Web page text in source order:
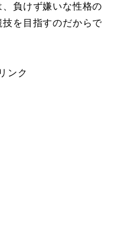
負けず嫌いな性格の
を目指すのだからで
ンク